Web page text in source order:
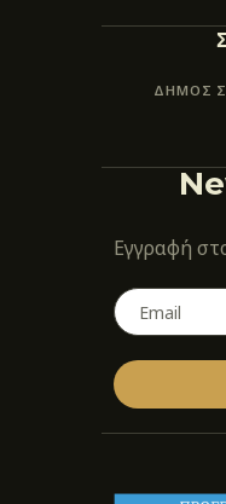
ΔΗΜΟΣ
Εγγραφή